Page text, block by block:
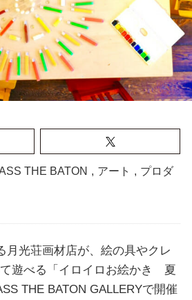
THE BATON , アート , プロダ
月光荘画材店が、絵の具やクレ
遊べる「イロイロお絵かき 夏
THE BATON GALLERYで開催